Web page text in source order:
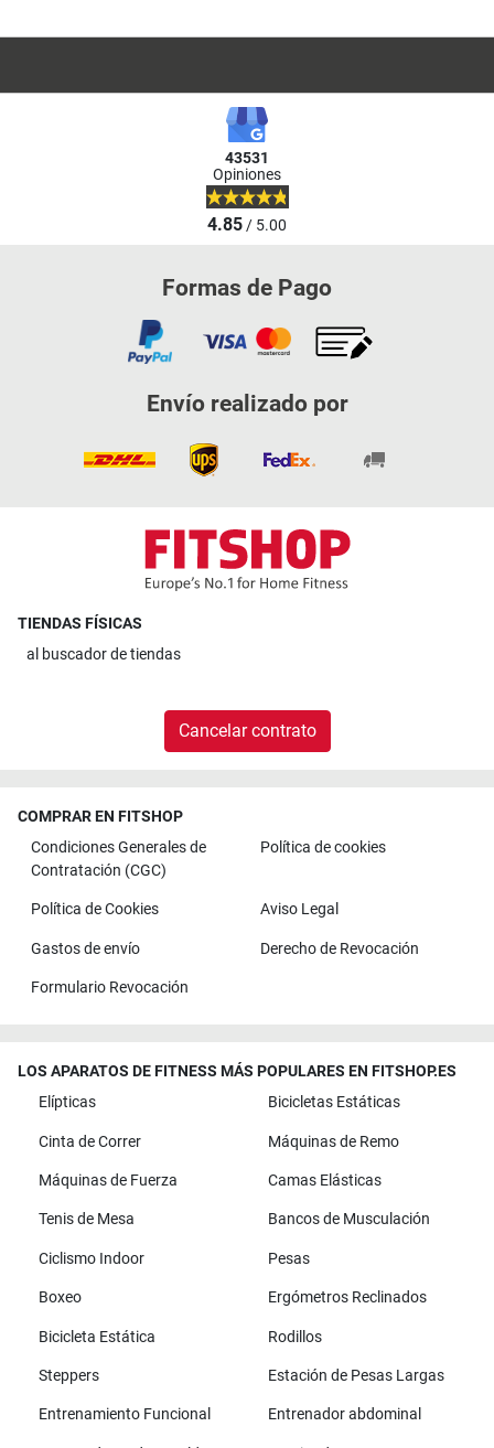
43531
Opiniones
4.85/ 5.00
Formas de Pago
Envío realizado por
TIENDAS FÍSICAS
al buscador de tiendas
Cancelar contrato
COMPRAR EN FITSHOP
Condiciones Generales de
Contratación (CGC)
Política de cookies
Política de Cookies Aviso Legal
Gastos de envío Derecho de Revocación
Formulario Revocación
LOS APARATOS DE FITNESS MÁS POPULARES EN FITSHOP.ES
Elípticas
Bicicletas Estáticas
Cinta de Correr Máquinas de Remo
Máquinas de Fuerza Camas Elásticas
Tenis de Mesa Bancos de Musculación
Ciclismo Indoor Pesas
Boxeo Ergómetros Reclinados
Bicicleta Estática Rodillos
Steppers Estación de Pesas Largas
Entrenamiento Funcional Entrenador abdominal